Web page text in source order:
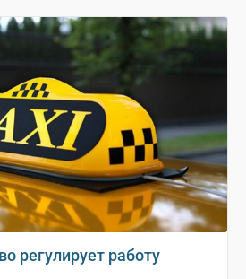
регулирует работу